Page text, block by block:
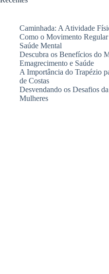
Caminhada: A Atividade
Como o Movimento Regular
Saúde Mental
Descubra os Benefícios do
Emagrecimento e Saúde
A Importância do Trapézio
de Costas
Desvendando os Desafios
Mulheres